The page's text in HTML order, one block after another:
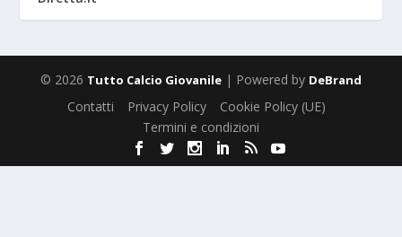
© 2026 Tutto Calcio Giovanile | Powered by DeBrand
Contatti Privacy Policy
Cookie Policy (UE)
Termini e condizioni